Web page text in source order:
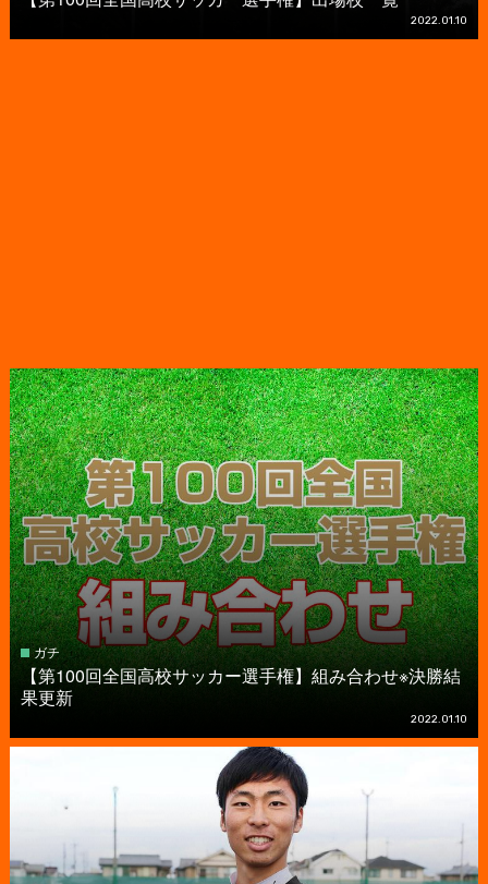
2022.01.10
ガチ
【第100回全国高校サッカー選手権】組み合わせ※決勝結
果更新
2022.01.10